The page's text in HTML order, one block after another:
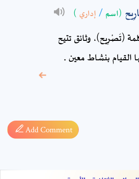
(اسم / إداري )
(تَصْرِيح)، وثائق تتيح
القيام بنشاط معين .
Add Comment